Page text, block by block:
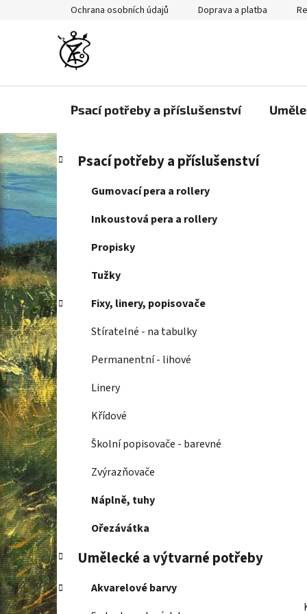
Ochrana osobních údajů Doprava a platba
Psací potřeby a příslušenství
P
o
s
t
r
a
n
n
í
p
a
n
e
l
Přeskočit
kategorie
K
a
t
e
g
r
i
e
Psací potřeby a příslušenství
Gumovací pera a rollery
Inkoustová pera a rollery
Propisky
Tužky
Fixy, linery, popisovače
Stíratelné - na tabulky
Permanentní - lihové
Linery
Křídové
Školní popisovače - barevné
Zvýrazňovače
Náplně, tuhy
Ořezávátka
Umělecké a výtvarné potřeby
Akvarelové barvy